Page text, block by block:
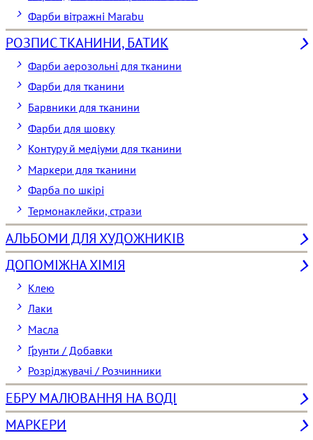
Фарби вітражні Marabu
РОЗПИС ТКАНИНИ, БАТИК
Фарби аерозольні для тканини
Фарби для тканини
Барвники для тканини
Фарби для шовку
Контуру й медіуми для тканини
Маркери для тканини
Фарба по шкірі
Термонаклейки, стрази
АЛЬБОМИ ДЛЯ ХУДОЖНИКІВ
ДОПОМІЖНА ХІМІЯ
Клею
Лаки
Масла
Ґрунти / Добавки
Розріджувачі / Розчинники
ЕБРУ МАЛЮВАННЯ НА ВОДІ
МАРКЕРИ